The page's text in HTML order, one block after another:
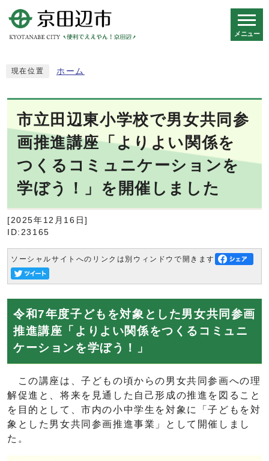
メニュー
現在位置 ホーム
市立田辺東小学校で男女共同参
画推進講座「よりよい関係を
つくるコミュニケーションを
学ぼう！」を開催しました
[2025年12月16日]
ID:23165
ソーシャルサイトへのリンクは別ウィンドウで開きます
令和7年度子どもを対象とした男女共同参画
推進講座「よりよい関係をつくるコミュニ
ケーションを学ぼう！」
この講座は、子どもの頃からの男女共同参画への理
解促進と、将来を見通した自己形成の推進を図ること
を目的として、市内の小中学生を対象に「子どもを対
象とした男女共同参画推進事業」として開催しまし
た。